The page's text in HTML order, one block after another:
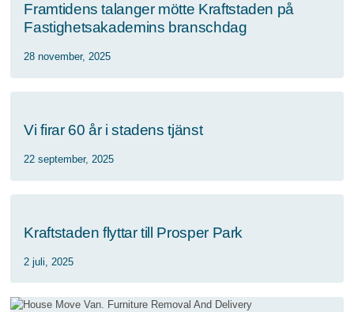
Framtidens talanger mötte Kraftstaden på
Fastighetsakademins branschdag
28 november, 2025
Vi firar 60 år i stadens tjänst
22 september, 2025
Kraftstaden flyttar till Prosper Park
2 juli, 2025